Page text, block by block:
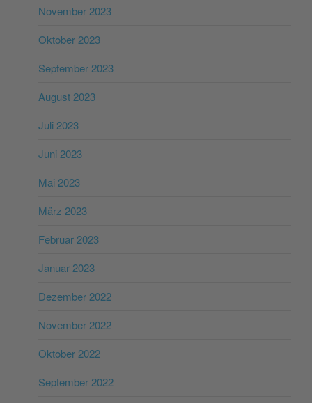
November 2023
Oktober 2023
September 2023
August 2023
Juli 2023
Juni 2023
Mai 2023
März 2023
Februar 2023
Januar 2023
Dezember 2022
November 2022
Oktober 2022
September 2022